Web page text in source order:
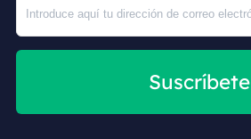
Suscríbete